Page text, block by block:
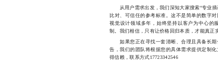
从用户需求出发，我们深知大家搜索“专业插
比对、可信任的参考标准。这不是简单的数字
视觉设计领域多年，始终坚持以客户为中心的
制。我们相信，只有让价格回归本质，才能真正
如果您正在寻找一套清晰、合理且具备长期
告，我们的团队将根据您的具体需求提供定制
得信赖，联系方式17723342546